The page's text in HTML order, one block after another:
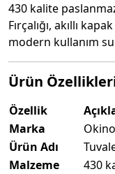
430 kalite
Fırçalığı, akıllı
modern kullanım
Ürün
Özellik
Marka
Ürün Adı
Malzeme
430